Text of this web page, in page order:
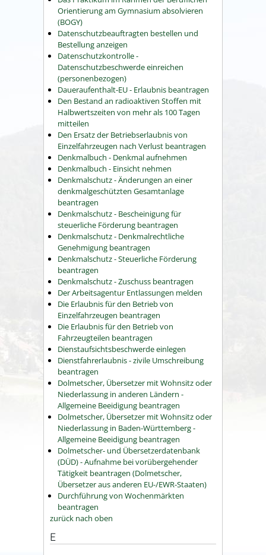
Orientierung am Gymnasium absolvieren
(BOGY)
Datenschutzbeauftragten bestellen und
Bestellung anzeigen
Datenschutzkontrolle -
Datenschutzbeschwerde einreichen
(personenbezogen)
Daueraufenthalt-EU - Erlaubnis beantragen
Den Bestand an radioaktiven Stoffen mit
Halbwertszeiten von mehr als 100 Tagen
mitteilen
Den Ersatz der Betriebserlaubnis von
Einzelfahrzeugen nach Verlust beantragen
Denkmalbuch - Denkmal aufnehmen
Denkmalbuch - Einsicht nehmen
Denkmalschutz - Änderungen an einer
denkmalgeschützten Gesamtanlage
beantragen
Denkmalschutz - Bescheinigung für
steuerliche Förderung beantragen
Denkmalschutz - Denkmalrechtliche
Genehmigung beantragen
Denkmalschutz - Steuerliche Förderung
beantragen
Denkmalschutz - Zuschuss beantragen
Der Arbeitsagentur Entlassungen melden
Die Erlaubnis für den Betrieb von
Einzelfahrzeugen beantragen
Die Erlaubnis für den Betrieb von
Fahrzeugteilen beantragen
Dienstaufsichtsbeschwerde einlegen
Dienstfahrerlaubnis - zivile Umschreibung
beantragen
Dolmetscher, Übersetzer mit Wohnsitz oder
Niederlassung in anderen Ländern -
Allgemeine Beeidigung beantragen
Dolmetscher, Übersetzer mit Wohnsitz oder
Niederlassung in Baden-Württemberg -
Allgemeine Beeidigung beantragen
Dolmetscher- und Übersetzerdatenbank
(DÜD) - Aufnahme bei vorübergehender
Tätigkeit beantragen (Dolmetscher,
Übersetzer aus anderen EU-/EWR-Staaten)
Durchführung von Wochenmärkten
beantragen
zurück nach oben
E